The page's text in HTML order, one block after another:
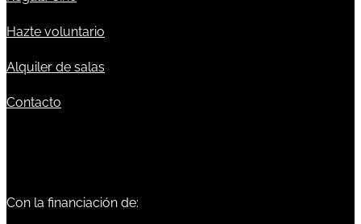
Hazte voluntario
Alquiler de salas
Contacto
Con la financiación de: